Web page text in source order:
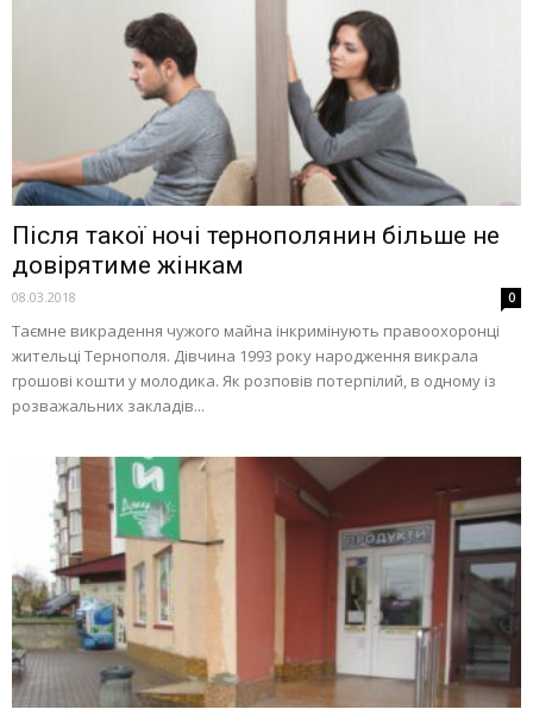
Після такої ночі тернополянин більше не
довірятиме жінкам
08.03.2018 0
Таємне викрадення чужого майна інкримінують правоохоронці
жительці Тернополя. Дівчина 1993 року народження викрала
грошові кошти у молодика. Як розповів потерпілий, в одному із
розважальних закладів...